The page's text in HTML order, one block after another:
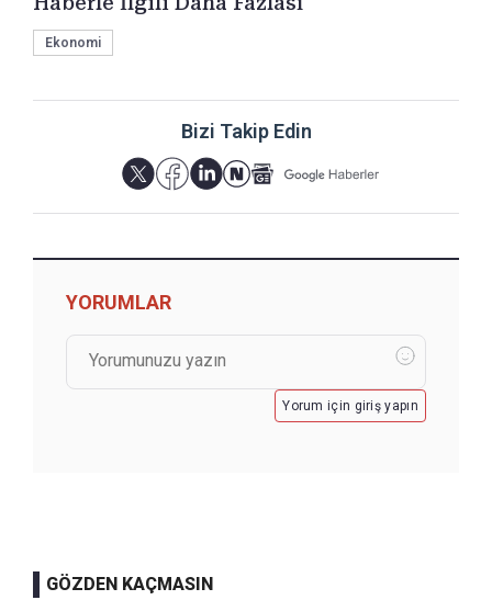
Ekonomi
Bizi Takip Edin
YORUMLAR
Yorum için giriş yapın
GÖZDEN KAÇMASIN